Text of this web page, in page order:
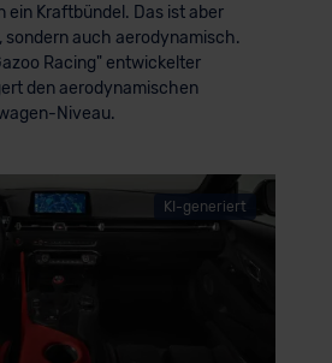
ein Kraftbündel. Das ist aber
sondern auch aerodynamisch.
Racing" entwickelter
den aerodynamischen
Niveau.
KI-generiert